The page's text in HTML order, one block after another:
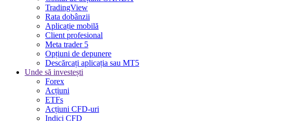
TradingView
Rata dobânzii
Aplicație mobilă
Client profesional
Meta trader 5
Opțiuni de depunere
Descărcați aplicația sau MT5
Unde să investești
Forex
Acțiuni
ETFs
Acțiuni CFD-uri
Indici CFD